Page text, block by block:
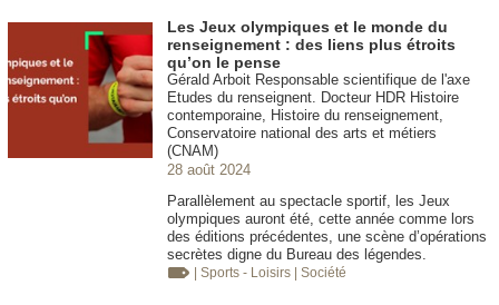
Les Jeux olympiques et le monde du
renseignement : des liens plus étroits
qu’on le pense
Gérald Arboit Responsable scientifique de l'axe
Etudes du renseignent. Docteur HDR Histoire
contemporaine, Histoire du renseignement,
Conservatoire national des arts et métiers
(CNAM)
28 août 2024
Parallèlement au spectacle sportif, les Jeux
olympiques auront été, cette année comme lors
des éditions précédentes, une scène d’opérations
secrètes digne du Bureau des légendes.
| Sports - Loisirs | Société